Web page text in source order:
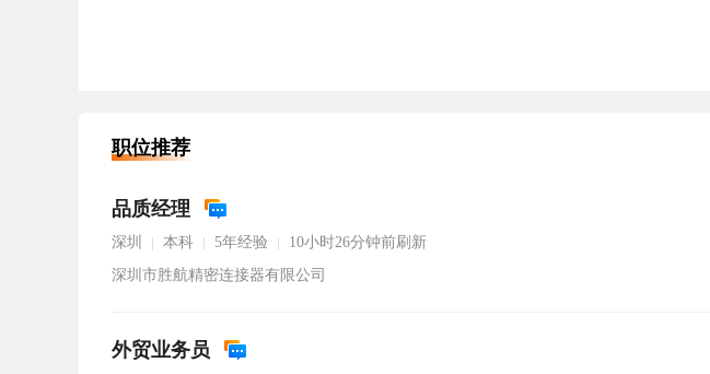
职位推荐
品质经理
深圳 本科 5年经验
10小时26分钟前刷新
深圳市胜航精密连接器有限公司
外贸业务员